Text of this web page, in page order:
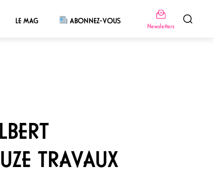
LE MAG ABONNEZ-VOUS
Newsletters
TRAVAUX